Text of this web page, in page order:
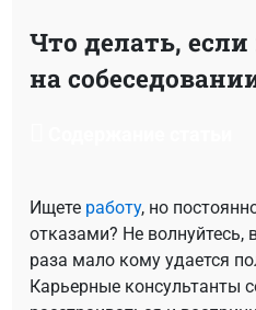
Что делать,
на
Ищете работу, но
отказами? Не волнуйтесь,
раза мало кому удается
Карьерные консультанты